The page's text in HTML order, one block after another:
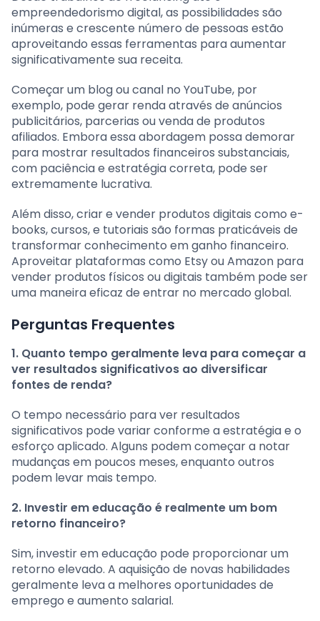
empreendedorismo digital, as possibilidades são
inúmeras e crescente número de pessoas estão
aproveitando essas ferramentas para aumentar
significativamente sua receita.
Começar um blog ou canal no YouTube, por
exemplo, pode gerar renda através de anúncios
publicitários, parcerias ou venda de produtos
afiliados. Embora essa abordagem possa demorar
para mostrar resultados financeiros substanciais,
com paciência e estratégia correta, pode ser
extremamente lucrativa.
Além disso, criar e vender produtos digitais como e-
books, cursos, e tutoriais são formas praticáveis de
transformar conhecimento em ganho financeiro.
Aproveitar plataformas como Etsy ou Amazon para
vender produtos físicos ou digitais também pode ser
uma maneira eficaz de entrar no mercado global.
Perguntas Frequentes
1. Quanto tempo geralmente leva para começar a
ver resultados significativos ao diversificar
fontes de renda?
O tempo necessário para ver resultados
significativos pode variar conforme a estratégia e o
esforço aplicado. Alguns podem começar a notar
mudanças em poucos meses, enquanto outros
podem levar mais tempo.
2. Investir em educação é realmente um bom
retorno financeiro?
Sim, investir em educação pode proporcionar um
retorno elevado. A aquisição de novas habilidades
geralmente leva a melhores oportunidades de
emprego e aumento salarial.